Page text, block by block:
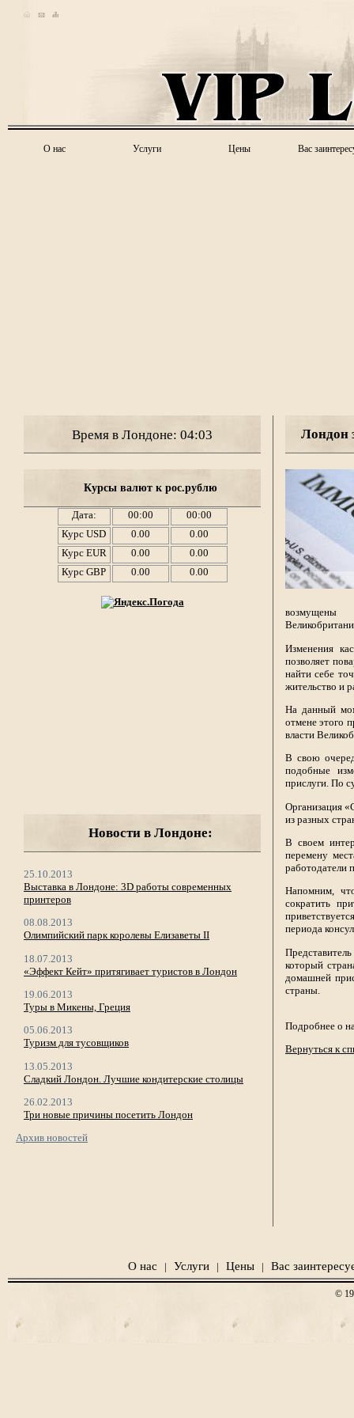
О нас Услуги Цены Вас
Время в Лондоне: 04:03
Курсы валют к рос.рублю
Дата: 00:00
00:00
Курс USD
0.00
0.00
Курс EUR
0.00
0.00
Курс GBP
0.00 0.00
Новости в Лондоне:
25.10.2013
Выставка в Лондоне: 3D работы современных
принтеров
08.08.2013
Олимпийский парк королевы Елизаветы II
18.07.2013
«Эффект Кейт» притягивает туристов в Лондон
19.06.2013
Туры в Микены, Греция
05.06.2013
Туризм для тусовщиков
13.05.2013
Сладкий Лондон. Лучшие кондитерские столицы
26.02.2013
Три новые причины посетить Лондон
Архив новостей
Лондон
возмущены
Изменения
позволяет
найти себе
жительство и
На данный
отмене этого
власти
В свою
подобные
прислуги. По
Организация
из разных
В своем
перемену
работодатели
Напомним,
сократить
периода
который
домашней
страны.
Подробнее о
Вернуться к
О нас | Услуги| Цены| Вас
©